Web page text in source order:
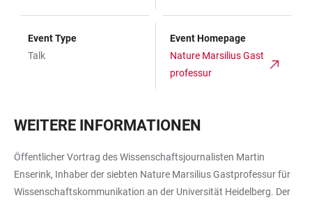
Event Type
Talk
Event Homepage
Nature Marsilius Gast
professur
WEITERE INFORMATIONEN
Öffentlicher Vortrag des Wissenschaftsjournalisten Martin
Enserink, Inhaber der siebten Nature Marsilius Gastprofessur für
Wissenschaftskommunikation an der Universität Heidelberg. Der